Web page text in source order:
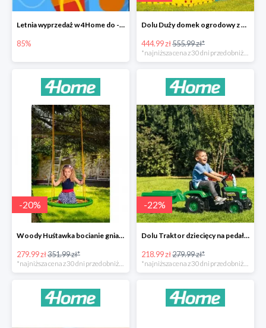
Letnia wyprzedaż w 4Home do -85%
85%
Dolu Duży domek ogrodowy z płotem -20%
444.99 zł555.99 zł*
-20%
Woody Huśtawka bocianie gniazdo -20%
279.99 zł351.99 zł*
*najniższa cena z 30 dni przed obniżką
-22%
Dolu Traktor dziecięcy na pedały z przyczepką -22%
218.99 zł279.99 zł*
*najniższa cena z 30 dni przed obniżką